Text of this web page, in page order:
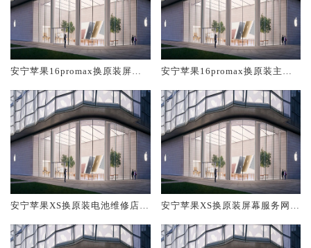
安宁苹果16promax换原装屏幕
安宁苹果16promax换原装主板
安宁苹果XS换原装电池维修店大
安宁苹果XS换原装屏幕服务网点